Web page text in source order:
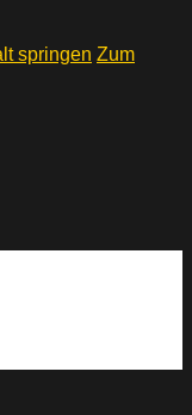
springen Zum